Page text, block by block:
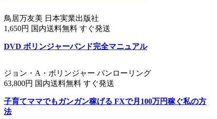
鳥居万友美 日本実業出版社
1,650円 国内送料無料 すぐ発送
DVD ボリンジャーバンド完全マニュアル
ジョン・A・ボリンジャー パンローリング
63,800円 国内送料無料 すぐ発送
子育てママでもガンガン稼げる FXで月100万円稼ぐ私の方
法